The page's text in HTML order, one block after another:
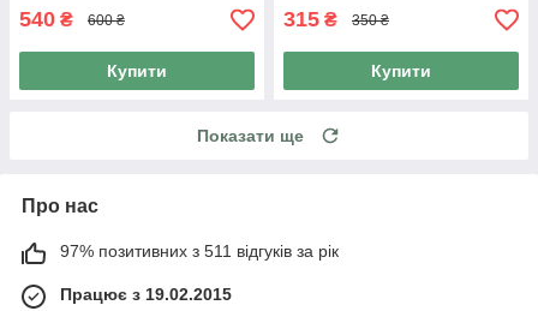
540 ₴ 600 ₴
Купити
315 ₴ 350 ₴
Купити
Показати ще
Про нас
97% позитивних з 511 відгуків за рік
Працює з 19.02.2015